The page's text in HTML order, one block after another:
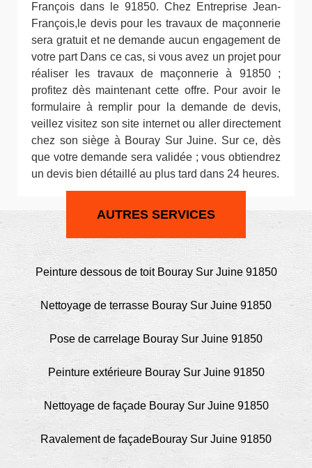
François dans le 91850. Chez Entreprise Jean-
François,le devis pour les travaux de maçonnerie
sera gratuit et ne demande aucun engagement de
votre part Dans ce cas, si vous avez un projet pour
réaliser les travaux de maçonnerie à 91850 ;
profitez dès maintenant cette offre. Pour avoir le
formulaire à remplir pour la demande de devis,
veillez visitez son site internet ou aller directement
chez son siège à Bouray Sur Juine. Sur ce, dès
que votre demande sera validée ; vous obtiendrez
un devis bien détaillé au plus tard dans 24 heures.
AUTRES SERVICES
Peinture dessous de toit Bouray Sur Juine 91850
Nettoyage de terrasse Bouray Sur Juine 91850
Pose de carrelage Bouray Sur Juine 91850
Peinture extérieure Bouray Sur Juine 91850
Nettoyage de façade Bouray Sur Juine 91850
Ravalement de façadeBouray Sur Juine 91850